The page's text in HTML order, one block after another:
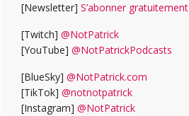
[Newsletter] S’abonner gratuitement
[Twitch] @NotPatrick
[YouTube] @NotPatrickPodcasts
[BlueSky] @NotPatrick.com
[TikTok] @notnotpatrick
[Instagram] @NotPatrick